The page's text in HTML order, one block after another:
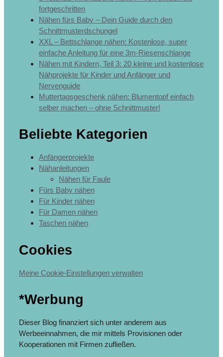
fortgeschritten
Nähen fürs Baby – Dein Guide durch den
Schnittmusterdschungel
XXL – Bettschlange nähen: Kostenlose, super
einfache Anleitung für eine 3m-Riesenschlange
Nähen mit Kindern, Teil 3: 20 kleine und kostenlose
Nähprojekte für Kinder und Anfänger und
Nervenguide
Muttertagsgeschenk nähen: Blumentopf einfach
selber machen – ohne Schnittmuster!
Beliebte Kategorien
Anfängerprojekte
Nähanleitungen
Nähen für Faule
Fürs Baby nähen
Für Kinder nähen
Für Damen nähen
Taschen nähen
Cookies
Meine Cookie-Einstellungen verwalten
*Werbung
Dieser Blog finanziert sich unter anderem aus
Werbeeinnahmen, die mir mittels Provisionen oder
Kooperationen mit Firmen zufließen.